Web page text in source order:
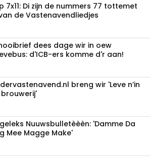
7x11: Di zijn de nummers 77 tottemet
de Vastenavendliedjes
dees dage wir in oew
d'ICB-ers komme d'r aan!
breng wir 'Leve n’in
Nuuwsbulletèèèn: 'Damme Da
Mee Magge Make'